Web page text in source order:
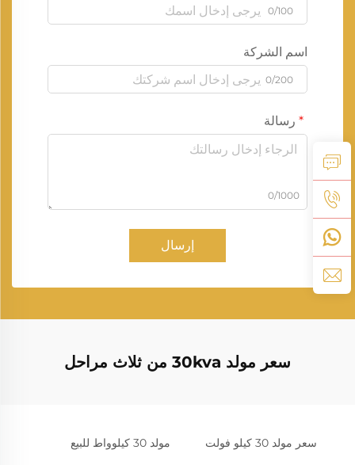
0/100
اسم الشركة
0/200
رسالة
0/1000
إرسال
سعر مولد 30kva من ثلاث مراحل
سعر مولد 30 كيلو فولت مولد 30 كيلوواط للبيع